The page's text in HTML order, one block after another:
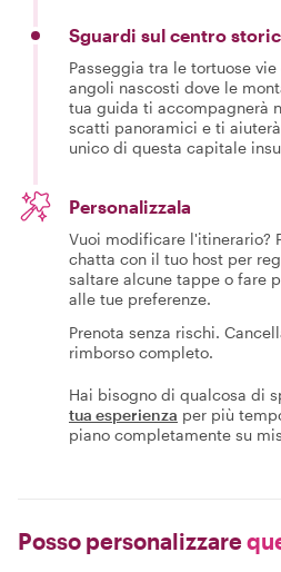
Sguardi sul centro
Passeggia tra le tortuose
angoli nascosti dove le
tua guida ti accompagnerà
scatti panoramici e ti
unico di questa capitale
Personalizzala
Vuoi modificare l'itinerario?
chatta con il tuo host per
saltare alcune tappe o fare
alle tue preferenze.
Prenota senza rischi.
rimborso completo.
Hai bisogno di qualcosa di
tua esperienza per più
piano completamente su
Posso personalizzare